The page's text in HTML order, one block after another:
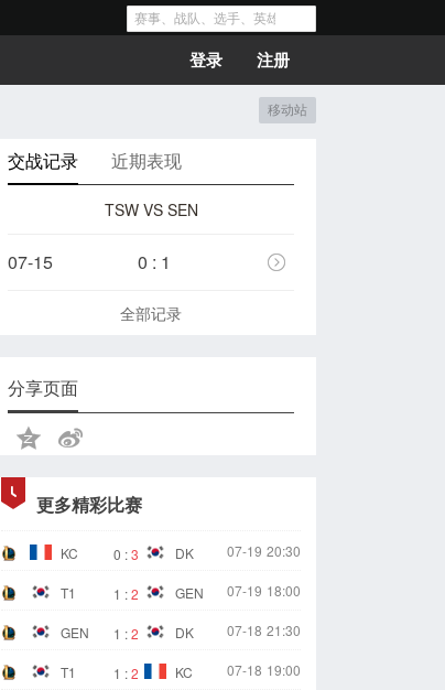
登录 注册
移动站
交战记录 近期表现
TSW VS SEN
07-15 0 : 1
全部记录
分享页面
更多精彩比赛
KC 0 :3 DK 07-19 20:30
T1 1 :2 GEN 07-19 18:00
GEN 1 :2 DK 07-18 21:30
T1 1 :2 KC 07-18 19:00